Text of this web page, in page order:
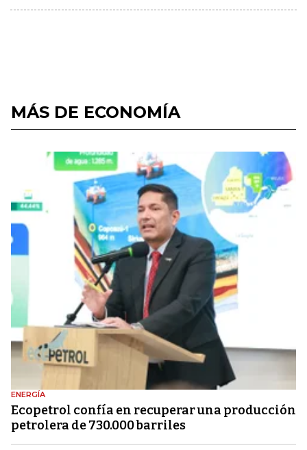
MÁS DE ECONOMÍA
ENERGÍA
Ecopetrol confía en recuperar una producción
petrolera de 730.000 barriles